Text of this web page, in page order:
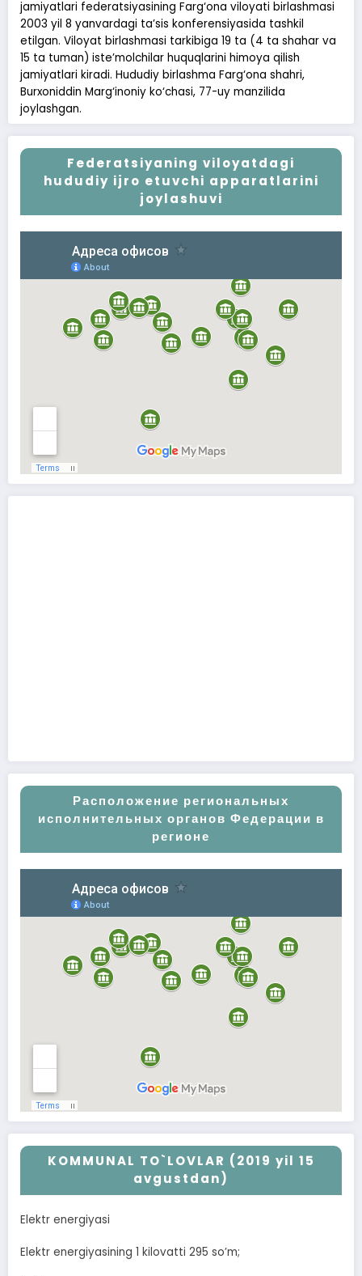
jamiyatlari federatsiyasining Farg‘ona viloyati birlashmasi
2003 yil 8 yanvardagi ta’sis konferensiyasida tashkil
etilgan. Viloyat birlashmasi tarkibiga 19 ta (4 ta shahar va
15 ta tuman) iste’molchilar huquqlarini himoya qilish
jamiyatlari kiradi. Hududiy birlashma Farg‘ona shahri,
Burxoniddin Marg‘inoniy ko‘chasi, 77-uy manzilida
joylashgan.
Federatsiyaning viloyatdagi
hududiy ijro etuvchi apparatlarini
joylashuvi
Расположение региональных
исполнительных органов Федерации в
регионе
KOMMUNAL TO`LOVLAR (2019 yil 15
avgustdan)
Elektr energiyasi
Elektr energiyasining 1 kilovatti 295 soʼm;